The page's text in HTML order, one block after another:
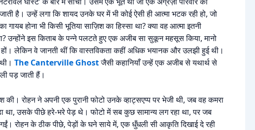
है। उन्हें लगा कि शायद उनके घर में भी कोई ऐसी ही आत्मा भटक रही हो, जो
होना भी किसी भूतिया साज़िश का हिस्सा था? क्या वह आत्मा इतनी
उन्होंने इस किताब के पन्ने पलटते हुए एक अजीब सा सुकून महसूस किया, मानो
लेकिन वे जानती थीं कि वास्तविकता कहीं अधिक भयानक और उलझी हुई थी।
The Canterville Ghostजैसी कहानियाँ उन्हें एक अजीब से यथार्थ से
पड़ जाती हैं।
रोहन ने अपनी एक पुरानी फोटो उनके व्हाट्सएप्प पर भेजी थी, जब वह कमरा
उसके पीछे हरे-भरे पेड़ थे। फोटो में सब कुछ सामान्य लग रहा था, पर जब
रोहन के ठीक पीछे, पेड़ों के घने साये में, एक धुँधली सी आकृति दिखाई दे रही